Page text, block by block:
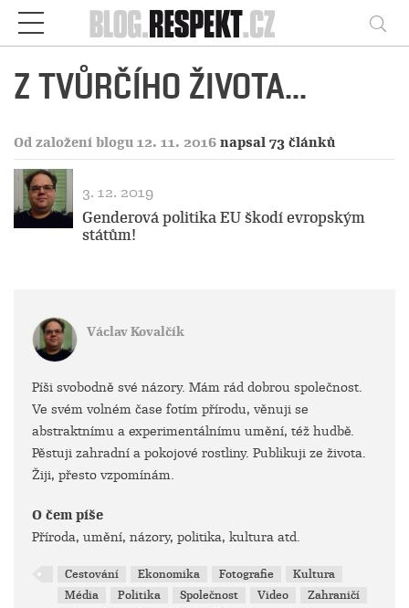
Respekt
Z TVŮRČÍHO ŽIVOTA...
Od založení blogu 12. 11. 2016 napsal 73 článků
3. 12. 2019
Genderová politika EU škodí evropským
státům!
Václav Kovalčík
Píši svobodně své názory. Mám rád dobrou společnost.
Ve svém volném čase fotím přírodu, věnuji se
abstraktnímu a experimentálnímu umění, též hudbě.
Pěstuji zahradní a pokojové rostliny. Publikuji ze života.
Žiji, přesto vzpomínám.
O čem píše
Příroda, umění, názory, politika, kultura atd.
Cestování Ekonomika Fotografie
Kultura
Média
Politika Společnost Video
Zahraničí